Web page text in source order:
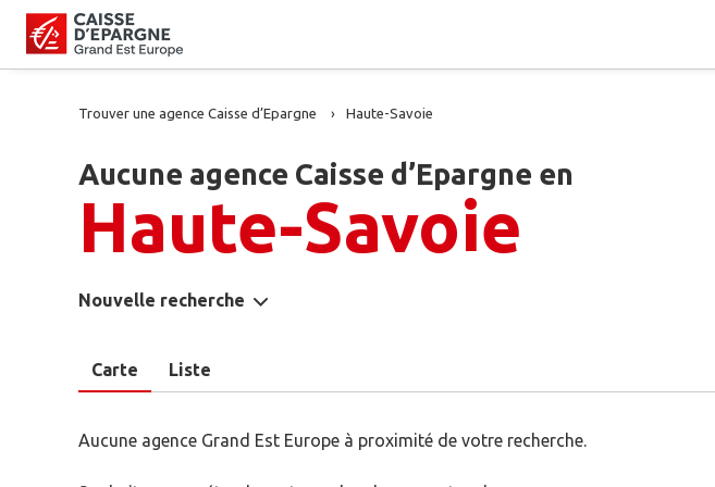
Trouver une agence Caisse d’Epargne Haute-Savoie
Aucune agence Caisse d’Epargne en
Haute-Savoie
Nouvelle recherche
Carte Liste
Aucune agence Grand Est Europe à proximité de votre recherche.